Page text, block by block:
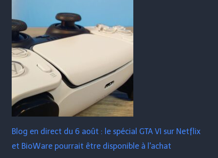
Blog en direct du 6 août : le spécial GTA VI sur Netflix
et BioWare pourrait être disponible à l'achat